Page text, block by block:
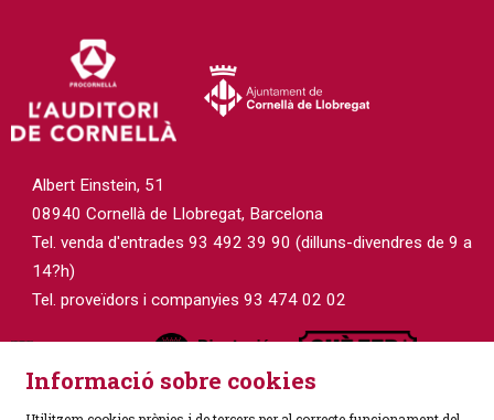
Albert Einstein, 51
08940 Cornellà de Llobregat, Barcelona
Tel. venda d'entrades 93 492 39 90 (dilluns-divendres de 9 a
14?h)
Tel. proveïdors i companyies 93 474 02 02
Informació sobre cookies